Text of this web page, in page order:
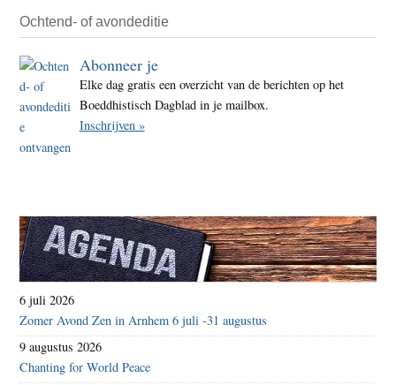
Ochtend- of avondeditie
Abonneer je
Elke dag gratis een overzicht van de berichten op het
Boeddhistisch Dagblad in je mailbox.
Inschrijven »
6 juli 2026
Zomer Avond Zen in Arnhem 6 juli -31 augustus
9 augustus 2026
Chanting for World Peace